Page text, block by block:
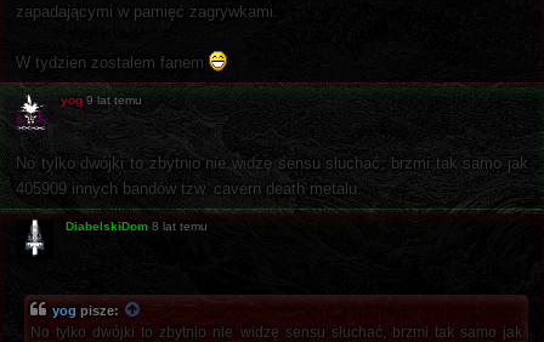
zapadającymi w pamięć zagrywkami.
W tydzien zostałem fanem
yog 9 lat temu
No tylko dwójki to zbytnio nie widzę sensu słuchać, brzmi tak samo jak
405909 innych bandów tzw. cavern death metalu.
DiabelskiDom 8 lat temu
yog pisze:
No tylko dwójki to zbytnio nie widzę sensu słuchać, brzmi tak samo jak